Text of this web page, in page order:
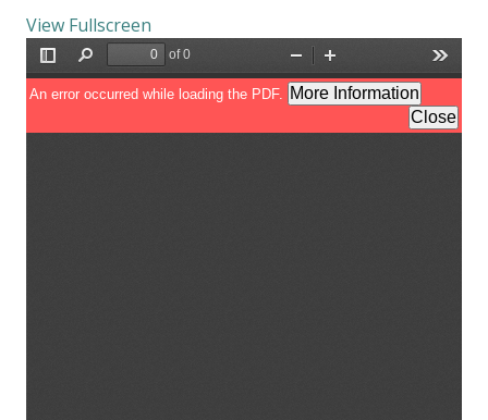
View Fullscreen